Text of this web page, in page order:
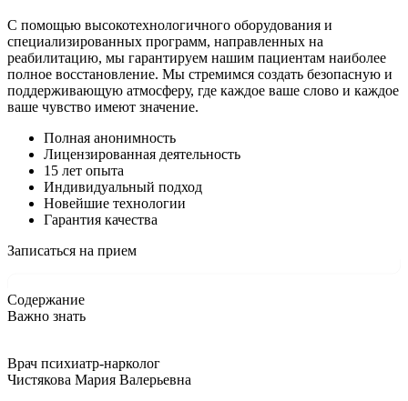
С помощью высокотехнологичного оборудования и
специализированных программ, направленных на
реабилитацию, мы гарантируем нашим пациентам наиболее
полное восстановление. Мы стремимся создать безопасную и
поддерживающую атмосферу, где каждое ваше слово и каждое
ваше чувство имеют значение.
Полная анонимность
Лицензированная деятельность
15 лет опыта
Индивидуальный подход
Новейшие технологии
Гарантия качества
Записаться на прием
Содержание
Важно знать
Врач психиатр-нарколог
Чистякова Мария Валерьевна